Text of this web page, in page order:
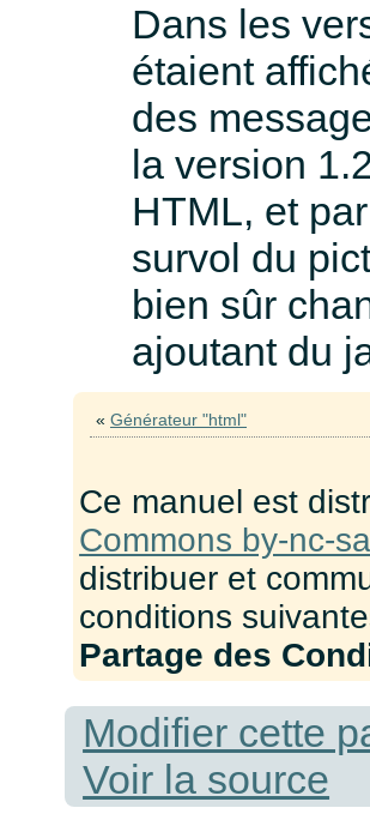
Dans les
étaient
des
la version
HTML, et
survol du
bien sûr
ajoutant du
« Générateur "html"
Ce manuel est
Commons by-nc-
distribuer et
conditions
Partage des
Modifier cette
Voir la source